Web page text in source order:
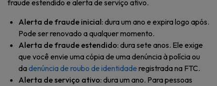
fraude estendido e alerta de serviço ativo.
Alerta de fraude inicial: dura um ano e expira logo após.
Pode ser renovado a qualquer momento.
Alerta de fraude estendido: dura sete anos. Ele exige
que você envie uma cópia de uma denúncia à polícia ou
dadenúncia de roubo de identidade registrada na FTC.
Alerta de serviço ativo: dura um ano. Para pessoas